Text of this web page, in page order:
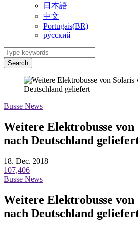
日本語
中文
Portugais(BR)
ру́сский
Search
Busse News
Weitere Elektrobusse von
nach Deutschland
18. Dec. 2018
107,406
Busse News
Weitere Elektrobusse von
nach Deutschland